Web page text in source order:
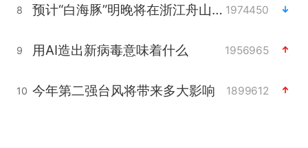
8 预计“白海豚”明晚将在浙江舟山到福建福鼎一带沿海登陆 1974450
9 用AI造出新病毒意味着什么 1956965
10 今年第二强台风将带来多大影响 1899612